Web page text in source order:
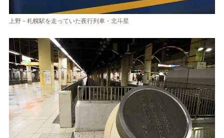
上野－札幌駅を走っていた夜行列車・北斗星